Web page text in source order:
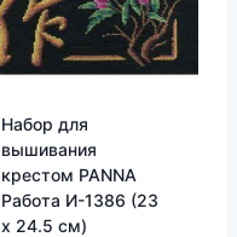
Набор для
вышивания
крестом PANNA
Работа И-1386 (23
x 24.5 см)